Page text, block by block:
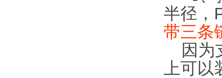
半径，
带三条
因为
上可